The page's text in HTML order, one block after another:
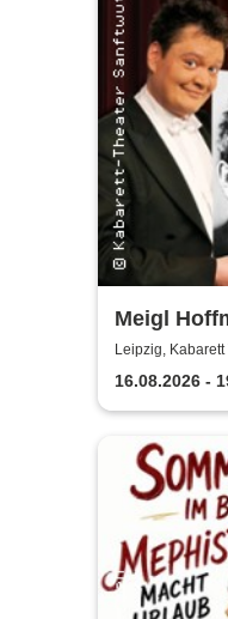
Meigl
´n Alten! -
Abend
Leipzig,
16.08.2026 -